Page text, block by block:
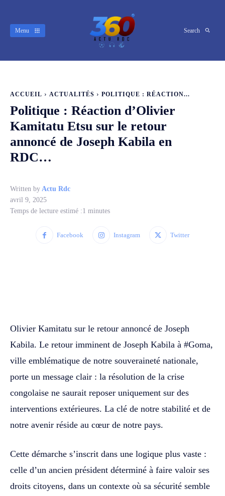
Menu Search
ACCUEIL ACTUALITÉS POLITIQUE : RÉACTION...
Politique : Réaction d’Olivier
Kamitatu Etsu sur le retour
annoncé de Joseph Kabila en
RDC…
Written by Actu Rdc
avril 9, 2025
Temps de lecture estimé :1 minutes
Facebook Instagram Twitter
Olivier Kamitatu sur le retour annoncé de Joseph
Kabila. Le retour imminent de Joseph Kabila à #Goma,
ville emblématique de notre souveraineté nationale,
porte un message clair : la résolution de la crise
congolaise ne saurait reposer uniquement sur des
interventions extérieures. La clé de notre stabilité et de
notre avenir réside au cœur de notre pays.
Cette démarche s’inscrit dans une logique plus vaste :
celle d’un ancien président déterminé à faire valoir ses
droits citoyens, dans un contexte où sa sécurité semble